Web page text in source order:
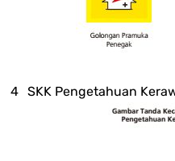
SKK Pengetahuan